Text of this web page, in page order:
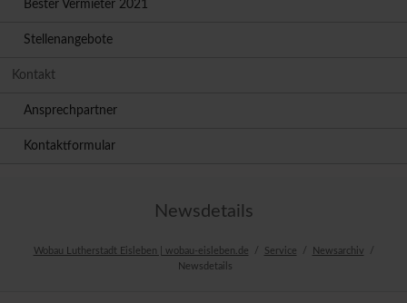
Bester Vermieter 2021
Stellenangebote
Kontakt
Ansprechpartner
Kontaktformular
Newsdetails
Wobau Lutherstadt Eisleben | wobau-eisleben.de Service
Newsarchiv
Newsdetails